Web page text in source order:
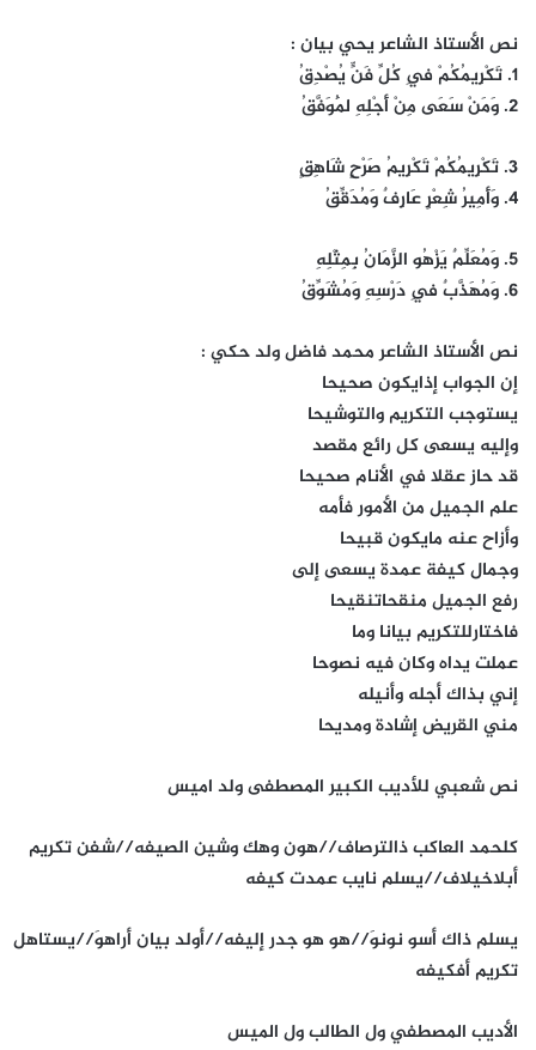
نص الأستاذ الشاعر يحي بيان :
١. تَكْرِيمُكُمْ فِي كُلِّ فَنٍّ يُصْدِقُ
٢. وَمَنْ سَعَى مِنْ أَجْلِهِ لَمُوَفَّقُ
٣. تَكْرِيمُكُمْ تَكْرِيمُ صَرْحٍ شَاهِقٍ
٤. وَأَمِيرُ شِعْرٍ عَارِفٌ وَمُدَقِّقُ
٥. وَمُعَلِّمٌ يَزْهُو الزَّمَانُ بِمِثْلِهِ
٦. وَمُهَذَّبٌ فِي دَرْسِهِ وَمُشَوِّقُ
نص الأستاذ الشاعر محمد فاضل ولد حكي :
إن الجواب إذايكون صحيحا
يستوجب التكريم والتوشيحا
وإليه يسعى كل رائع مقصد
قد حاز عقلا في الأنام صحيحا
علم الجميل من الأمور فأمه
وأزاح عنه مايكون قبيحا
وجمال كيفة عمدة يسعى إلى
رفع الجميل منقحاتنقيحا
فاختارللتكريم بيانا وما
عملت يداه وكان فيه نصوحا
إني بذاك أجله وأنيله
مني القريض إشادة ومديحا
نص شعبي للأديب الكبير المصطفى ولد اميس
كلحمد العاكب ذالترصاف//هون وهك وشين الصيفه//شفن تكريم
أبلاخيلاف//يسلم نايب عمدت كيفه
يسلم ذاك أسو نونوَ//هو هو جدر إليفه//أولد بيان أراهوَ//يستاهل
تكريم أفكيفه
الأديب المصطفي ول الطالب ول الميس